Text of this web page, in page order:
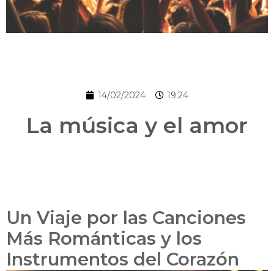
14/02/2024 19:24
La música y el amor
Un Viaje por las Canciones
Más Románticas y los
Instrumentos del Corazón